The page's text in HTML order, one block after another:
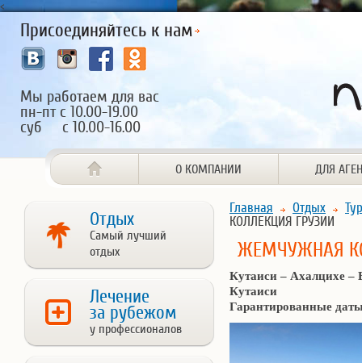
<
Присоединяйтесь к нам
Мы работаем для вас
пн-пт с 10.00-19.00
суб с 10.00-16.00
О КОМПАНИИ ДЛЯ
Отдых
Самый лучший
отдых
Лечение
за рубежом
у профессионалов
Главная Отдых
КОЛЛЕКЦИЯ ГРУЗИИ
ЖЕМЧУЖНАЯ
Кутаиси – Ахалцихе ­­–
Кутаиси
Гарантированные